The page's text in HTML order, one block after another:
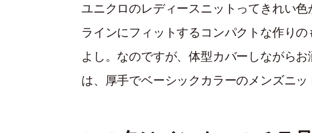
ユニクロのレディースニットってきれい
ラインにフィットするコンパクトな作り
よし。なのですが、体型カバーしながら
は、厚手でベーシックカラーのメンズニッ